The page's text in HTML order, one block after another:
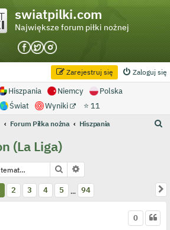
swiatpilki.com
Największe forum piłki nożnej
Zaloguj się
Zarejestruj się
Hiszpania Niemcy
Polska
Świat Wyniki ⭐ 11
Forum Piłka nożna Hiszpania
j
(La Liga)
Szukaj
1 z 94
2 3 4 5 … 94
0